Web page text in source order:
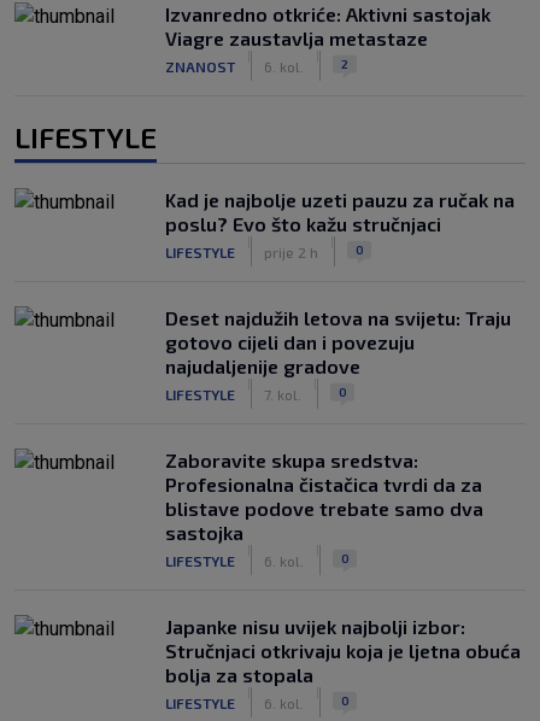
Izvanredno otkriće: Aktivni sastojak
Viagre zaustavlja metastaze
ZNANOST 6. kol. 2
LIFESTYLE
Kad je najbolje uzeti pauzu za ručak na
poslu? Evo što kažu stručnjaci
LIFESTYLE prije 2 h 0
Deset najdužih letova na svijetu: Traju
gotovo cijeli dan i povezuju
najudaljenije gradove
LIFESTYLE 7. kol. 0
Zaboravite skupa sredstva:
Profesionalna čistačica tvrdi da za
blistave podove trebate samo dva
sastojka
LIFESTYLE 6. kol. 0
Japanke nisu uvijek najbolji izbor:
Stručnjaci otkrivaju koja je ljetna obuća
bolja za stopala
LIFESTYLE 6. kol. 0